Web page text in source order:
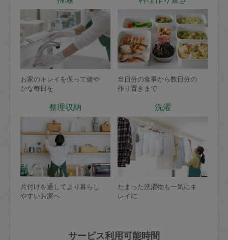
お家のキレイを保って健や
かな毎日を
当日分の食事から数日分の
作り置きまで
整理収納
片付けを通してより暮らし
やすいお家へ
洗濯
たまった洗濯物も一気にキ
レイに
サービス利用可能時間